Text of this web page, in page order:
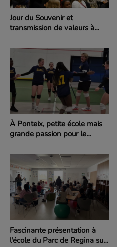
Jour du Souvenir et
transmission de valeurs à
Jaw
À Ponteix, petite école mais
grande passion pour le
Fascinante présentation à
l'école du Parc de Regina sur